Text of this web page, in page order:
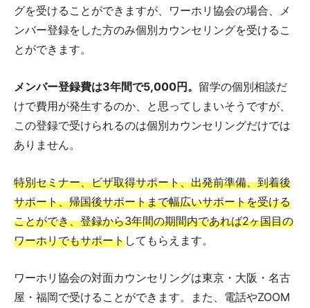
グを受けることができますが、ワーホリ協会の場合、メ
ンバー登録をした方のみ個別カウンセリングを受けるこ
とができます。
メンバー登録費は3年間で5,000円。 留学の個別相談だ
けで費用が発生するのか、と思ってしまいそうですが、
この登録で受けられるのは個別カウンセリングだけでは
ありません。
特別セミナー、ビザ取得サポート、出発前準備、到着後
サポート、帰国後サポートまで幅広いサポートを受ける
ことができ、登録から3年間の期間内であれば2ヶ国目の
ワーホリでもサポートしてもらえます。
ワーホリ協会の対面カウンセリングは東京・大阪・名古
屋・福岡で受けることができます。また、電話やZOOM